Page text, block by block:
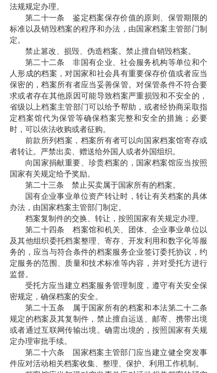
法规规定办理。
第二十一条 鉴定档案保存价值的原则、保管期限的
标准以及销毁档案的程序和办法，由国家档案主管部门制
定。
禁止篡改、损毁、伪造档案。禁止擅自销毁档案。
第二十二条 非国有企业、社会服务机构等单位和个
人形成的档案，对国家和社会具有重要保存价值或者应当
保密的，档案所有者应当妥善保管。对保管条件不符合要
求或者存在其他原因可能导致档案严重损毁和不安全的，
省级以上档案主管部门可以给予帮助，或者经协商采取指
定档案馆代为保管等确保档案完整和安全的措施；必要
时，可以依法收购或者征购。
前款所列档案，档案所有者可以向国家档案馆寄存或
者转让。严禁出卖、赠送给外国人或者外国组织。
向国家捐献重要、珍贵档案的，国家档案馆应当按照
国家有关规定给予奖励。
第二十三条 禁止买卖属于国家所有的档案。
国有企业事业单位资产转让时，转让有关档案的具体
办法，由国家档案主管部门制定。
档案复制件的交换、转让，按照国家有关规定办理。
第二十四条 档案馆和机关、团体、企业事业单位以
及其他组织委托档案整理、寄存、开发利用和数字化等服
务的，应当与符合条件的档案服务企业签订委托协议，约
定服务的范围、质量和技术标准等内容，并对受托方进行
监督。
受托方应当建立档案服务管理制度，遵守有关安全保
密规定，确保档案的安全。
第二十五条 属于国家所有的档案和本法第二十二条
规定的档案及其复制件，禁止擅自运送、邮寄、携带出境
或者通过互联网传输出境。确需出境的，按照国家有关规
定办理审批手续。
第二十六条 国家档案主管部门应当建立健全突发事
件应对活动相关档案收集、整理、保护、利用工作机制。